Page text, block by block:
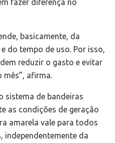
fazer diferença no
basicamente, da
do tempo de uso. Por isso,
reduzir o gasto e evitar
afirma.
sistema de bandeiras
as condições de geração
amarela vale para todos
independentemente da